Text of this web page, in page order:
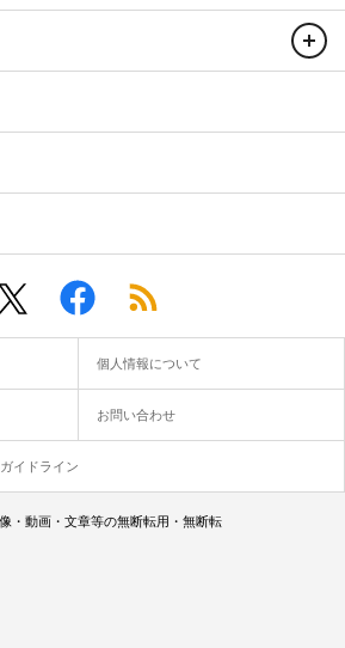
個人情報について
お問い合わせ
イドライン
・動画・文章等の無断転用・無断転